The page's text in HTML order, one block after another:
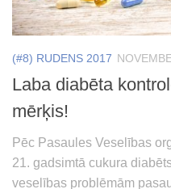
(#8) RUDENS 2017
Laba diabēta
mērķis!
Pēc Pasaules Veselības
21. gadsimtā cukura
veselības problēmām